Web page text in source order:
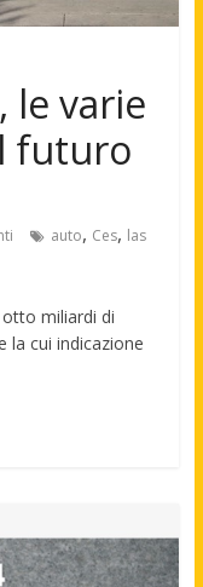
le varie
futuro
auto, Ces, las
miliardi di
la cui indicazione